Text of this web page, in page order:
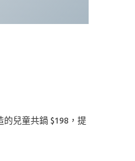
兒童共鍋 $198，提